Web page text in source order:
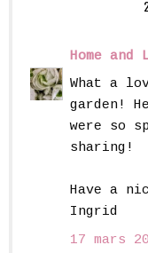
Home
What a
garden!
were so
sharing!
Have a
Ingrid
17 mars